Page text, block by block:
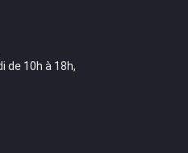
de 10h à 18h,